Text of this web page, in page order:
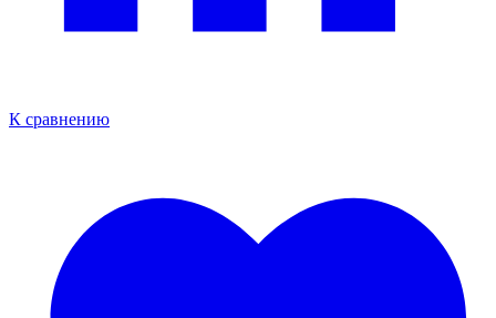
К сравнению